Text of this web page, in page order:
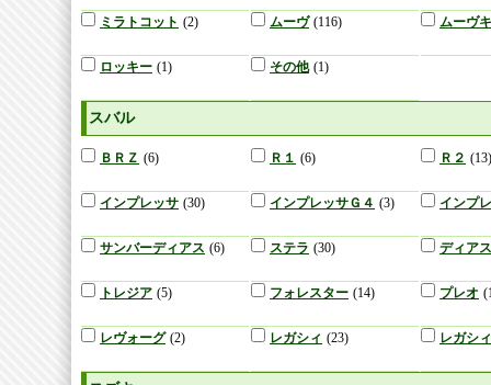
ミラトコット (2) ムーヴ (116) ムーヴ
ロッキー (1) その他 (1)
スバル
ＢＲＺ (6) Ｒ１ (6) Ｒ２ (13)
インプレッサ (30) インプレッサＧ４ (3) インプ
サンバーディアス (6) ステラ (30) ディアス
トレジア (5) フォレスター (14) プレオ
レヴォーグ (2) レガシィ (23) レガシ